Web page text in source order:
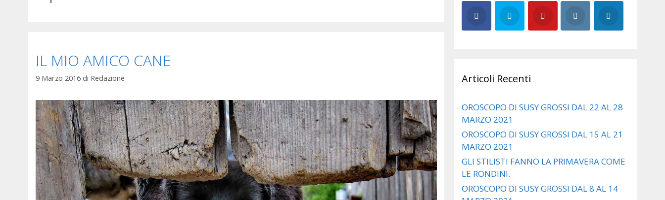
IL MIO AMICO CANE
9 Marzo 2016 di Redazione Articoli Recenti
OROSCOPO DI SUSY GROSSI DAL 22 AL 28
MARZO 2021
OROSCOPO DI SUSY GROSSI DAL 15 AL 21
MARZO 2021
GLI STILISTI FANNO LA PRIMAVERA COME
LE RONDINI.
OROSCOPO DI SUSY GROSSI DAL 8 AL 14